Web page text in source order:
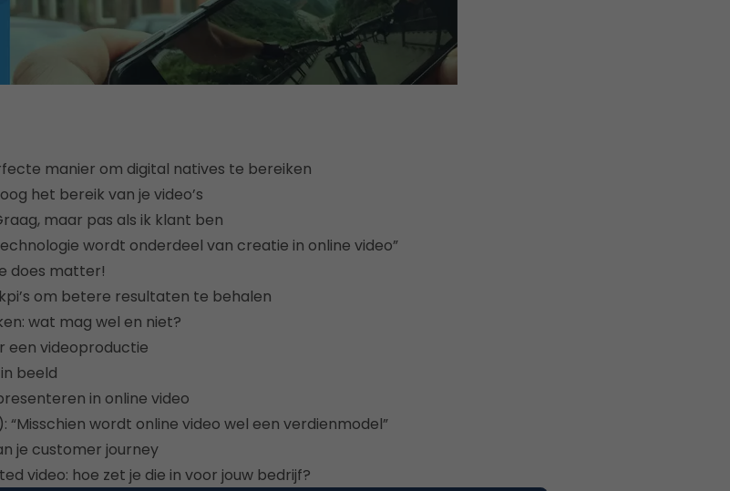
manier om digital natives te bereiken
het bereik van je video’s
maar pas als ik klant ben
wordt onderdeel van creatie in online video”
does matter!
om betere resultaten te behalen
wat mag wel en niet?
een videoproductie
beeld
in online video
“Misschien wordt online video wel een verdienmodel”
je customer journey
video: hoe zet je die in voor jouw bedrijf?